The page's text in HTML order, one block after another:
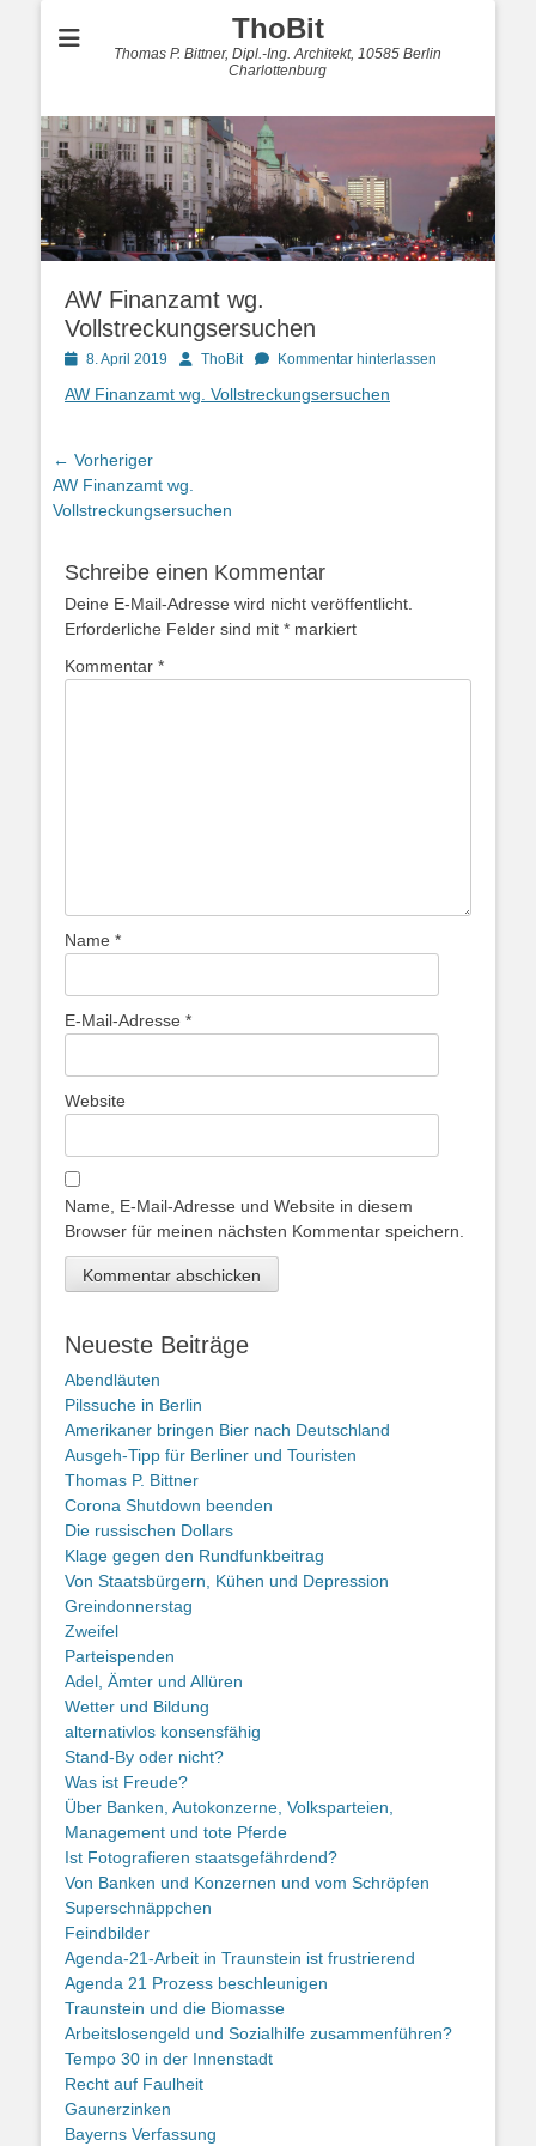
ThoBit
Thomas P. Bittner, Dipl.-Ing. Architekt, 10585 Berlin
Charlottenburg
AW Finanzamt wg.
Vollstreckungsersuchen
Posted8. April 2019 AutorThoBit Kommentar hinterlassen
AW Finanzamt wg. Vollstreckungsersuchen
Beitragsnavigation
← Vorheriger
Vorheriger
Beitrag:
AW Finanzamt wg.
Vollstreckungsersuchen
Schreibe einen Kommentar
Deine E-Mail-Adresse wird nicht veröffentlicht.
Erforderliche Felder sind mit * markiert
Kommentar *
Name *
E-Mail-Adresse *
Website
Name, E-Mail-Adresse und Website in diesem
Browser für meinen nächsten Kommentar speichern.
Neueste Beiträge
Abendläuten
Pilssuche in Berlin
Amerikaner bringen Bier nach Deutschland
Ausgeh-Tipp für Berliner und Touristen
Thomas P. Bittner
Corona Shutdown beenden
Die russischen Dollars
Klage gegen den Rundfunkbeitrag
Von Staatsbürgern, Kühen und Depression
Greindonnerstag
Zweifel
Parteispenden
Adel, Ämter und Allüren
Wetter und Bildung
alternativlos konsensfähig
Stand-By oder nicht?
Was ist Freude?
Über Banken, Autokonzerne, Volksparteien,
Management und tote Pferde
Ist Fotografieren staatsgefährdend?
Von Banken und Konzernen und vom Schröpfen
Superschnäppchen
Feindbilder
Agenda-21-Arbeit in Traunstein ist frustrierend
Agenda 21 Prozess beschleunigen
Traunstein und die Biomasse
Arbeitslosengeld und Sozialhilfe zusammenführen?
Tempo 30 in der Innenstadt
Recht auf Faulheit
Gaunerzinken
Bayerns Verfassung